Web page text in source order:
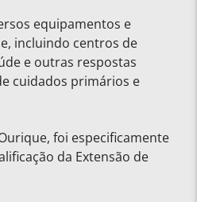
equipamentos e
incluindo centros de
e outras respostas
cuidados primários e
foi especificamente
da Extensão de